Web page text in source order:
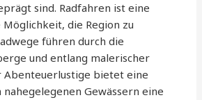
sind. Radfahren ist eine
die Region zu
führen durch die
und entlang malerischer
Abenteuerlustige bietet eine
nahegelegenen Gewässern eine